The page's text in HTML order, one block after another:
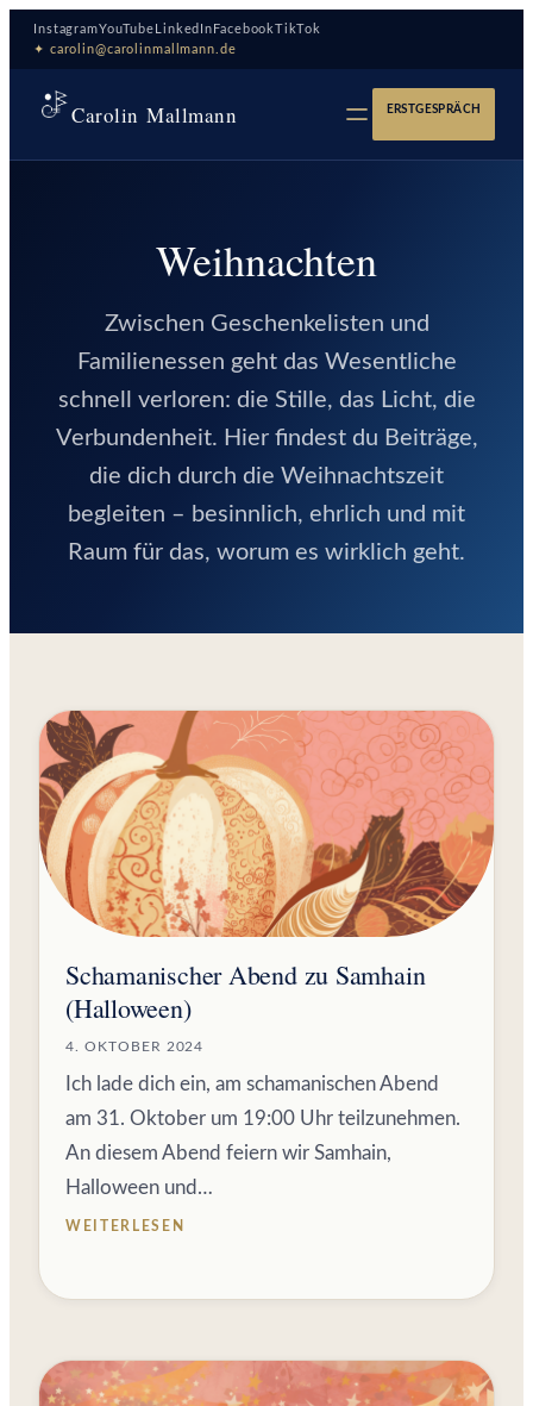
Zum
Inhalt
InstagramYouTube LinkedIn FacebookTikTok
✦ carolin@carolinmallmann.de
Carolin Mallmann ERSTGESPRÄCH
Weihnachten
Zwischen Geschenkelisten und
Familienessen geht das Wesentliche
schnell verloren: die Stille, das Licht, die
Verbundenheit. Hier findest du Beiträge,
die dich durch die Weihnachtszeit
begleiten – besinnlich, ehrlich und mit
Raum für das, worum es wirklich geht.
Schamanischer Abend zu Samhain
(Halloween)
4. OKTOBER 2024
Ich lade dich ein, am schamanischen Abend
am 31. Oktober um 19:00 Uhr teilzunehmen.
An diesem Abend feiern wir Samhain,
Halloween und…
WEITERLESEN